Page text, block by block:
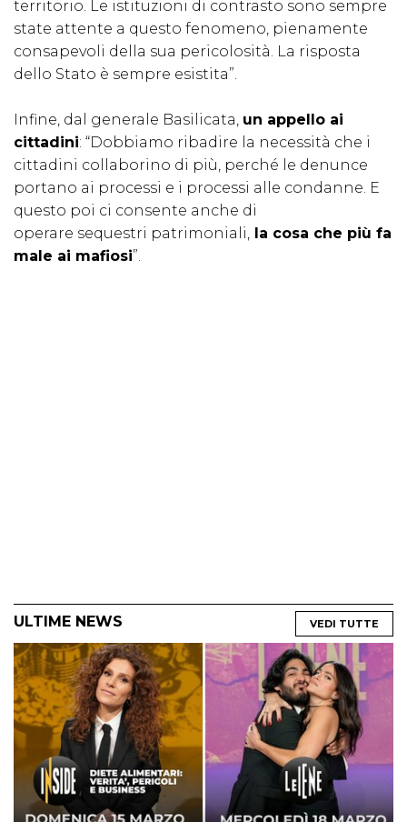
territorio. Le istituzioni di contrasto sono sempre
state attente a questo fenomeno, pienamente
consapevoli della sua pericolosità. La risposta
dello Stato è sempre esistita”.
Infine, dal generale Basilicata, un appello ai
cittadini: “Dobbiamo ribadire la necessità che i
cittadini collaborino di più, perché le denunce
portano ai processi e i processi alle condanne. E
questo poi ci consente anche di
operare sequestri patrimoniali, la cosa che più fa
male ai mafiosi”.
ULTIME NEWS VEDI TUTTE